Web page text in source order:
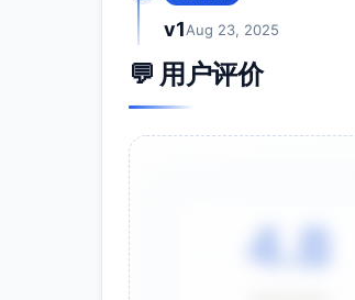
v1Aug 23, 2025
💬 用户评价
4.8